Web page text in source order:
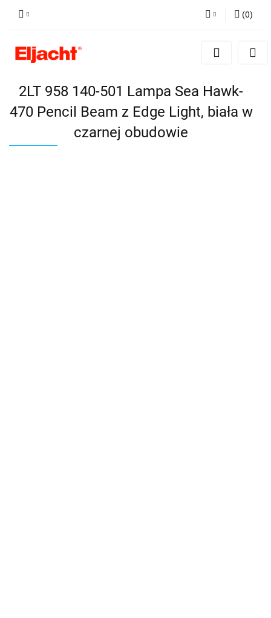
Zaloguj się
(0)
2LT 958 140-501 Lampa Sea Hawk-
470 Pencil Beam z Edge Light, biała w
czarnej obudowie